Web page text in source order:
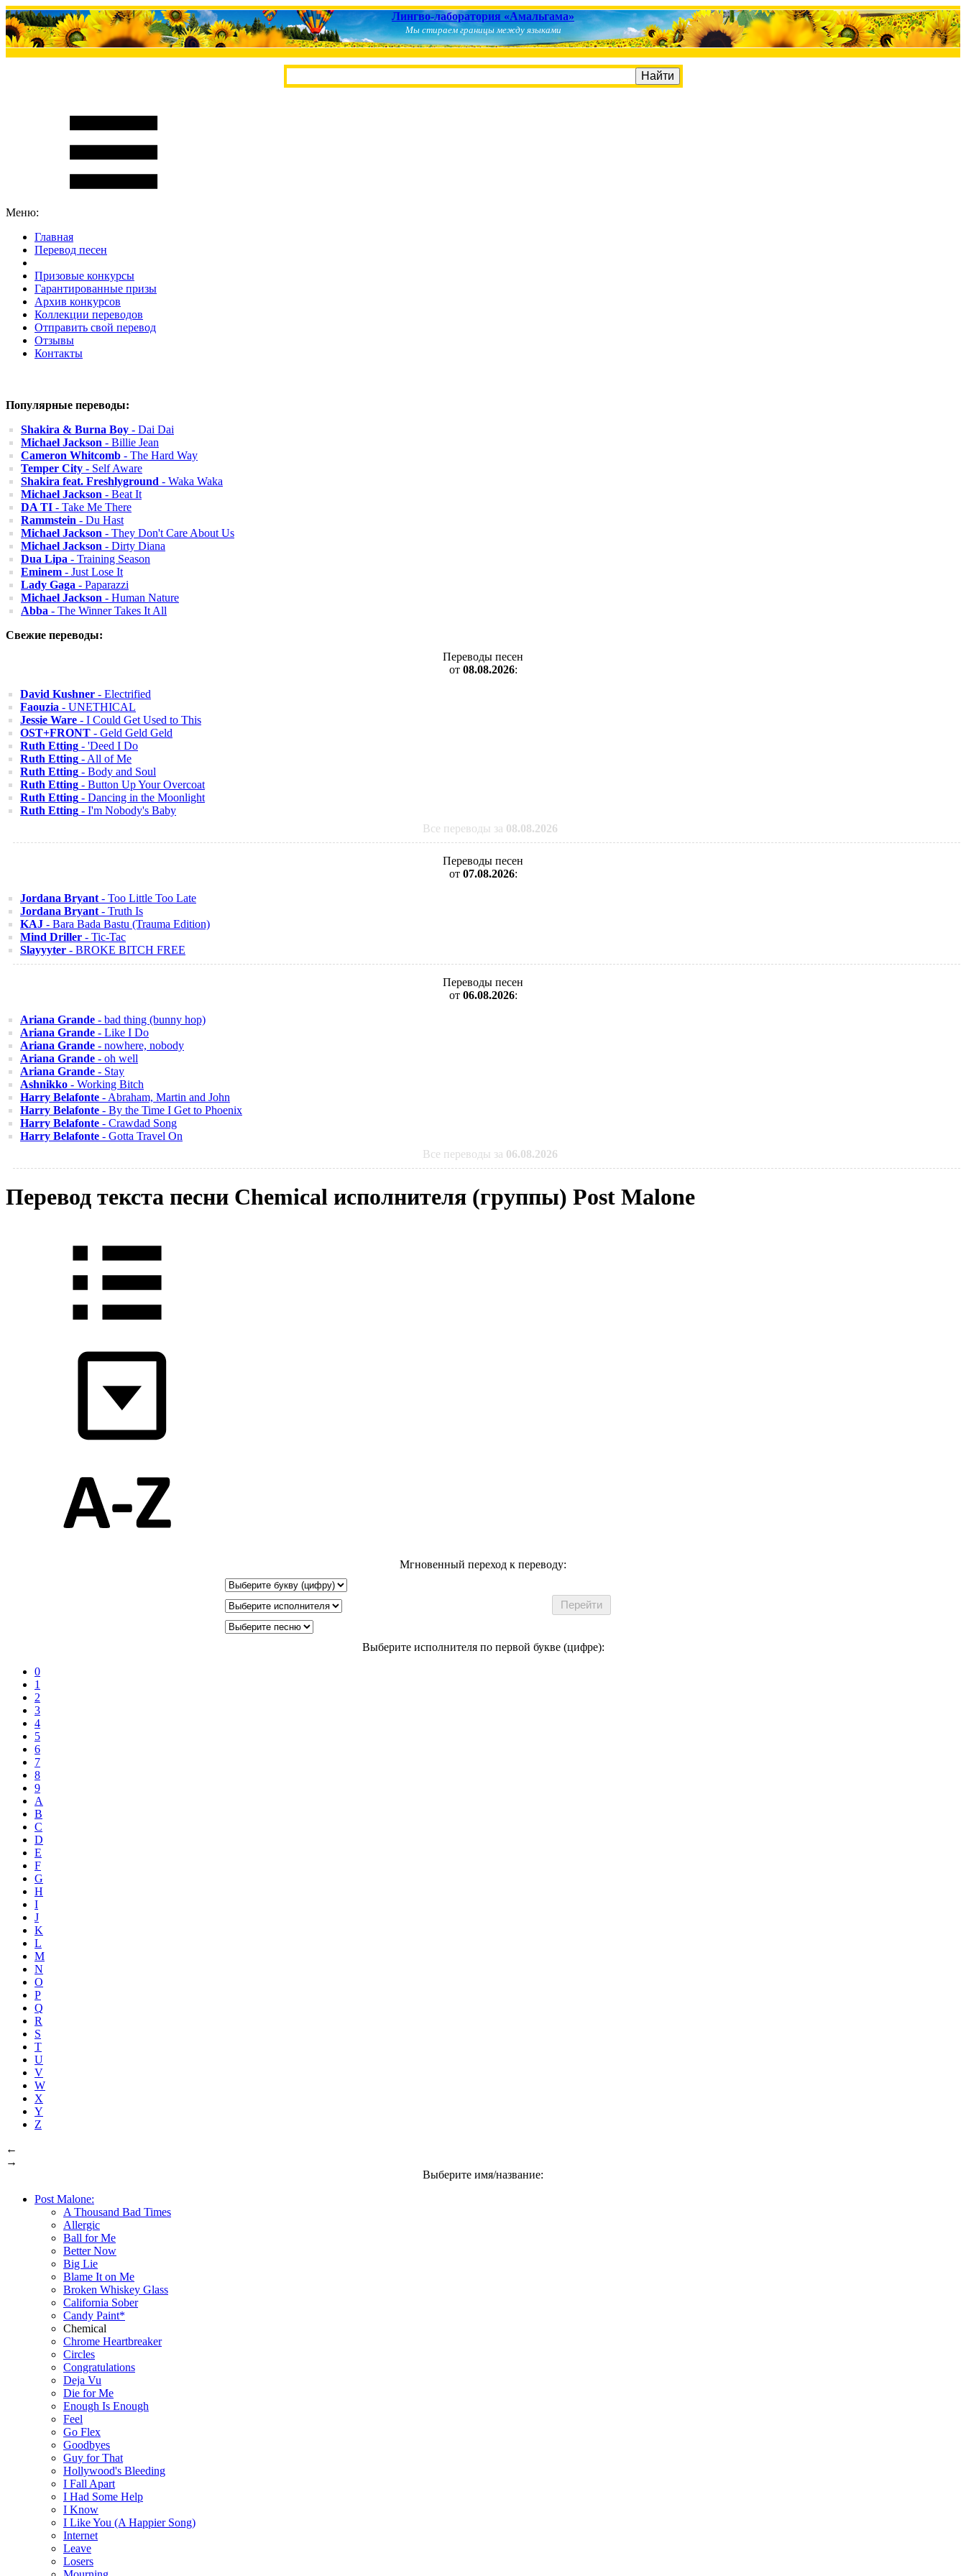
Лингво-лаборатория «Амальгама»
Мы стираем границы между языками
Меню:
Главная
Перевод песен
Призовые конкурсы
Гарантированные призы
Архив конкурсов
Коллекции переводов
Отправить свой перевод
Отзывы
Контакты
Популярные переводы:
Shakira & Burna Boy - Dai Dai
Michael Jackson - Billie Jean
Cameron Whitcomb - The Hard Way
Temper City - Self Aware
Shakira feat. Freshlyground - Waka Waka
Michael Jackson - Beat It
DA TI - Take Me There
Rammstein - Du Hast
Michael Jackson - They Don't Care About Us
Michael Jackson - Dirty Diana
Dua Lipa - Training Season
Eminem - Just Lose It
Lady Gaga - Paparazzi
Michael Jackson - Human Nature
Abba - The Winner Takes It All
Свежие переводы:
Переводы песен
от 08.08.2026:
David Kushner - Electrified
Faouzia - UNETHICAL
Jessie Ware - I Could Get Used to This
OST+FRONT - Geld Geld Geld
Ruth Etting - 'Deed I Do
Ruth Etting - All of Me
Ruth Etting - Body and Soul
Ruth Etting - Button Up Your Overcoat
Ruth Etting - Dancing in the Moonlight
Ruth Etting - I'm Nobody's Baby
Все переводы за 08.08.2026
Переводы песен
от 07.08.2026:
Jordana Bryant - Too Little Too Late
Jordana Bryant - Truth Is
KAJ - Bara Bada Bastu (Trauma Edition)
Mind Driller - Tic-Tac
Slayyyter - BROKE BITCH FREE
Переводы песен
от 06.08.2026:
Ariana Grande - bad thing (bunny hop)
Ariana Grande - Like I Do
Ariana Grande - nowhere, nobody
Ariana Grande - oh well
Ariana Grande - Stay
Ashnikko - Working Bitch
Harry Belafonte - Abraham, Martin and John
Harry Belafonte - By the Time I Get to Phoenix
Harry Belafonte - Crawdad Song
Harry Belafonte - Gotta Travel On
Все переводы за 06.08.2026
Перевод текста песни Chemical исполнителя (группы) Post Malone
Мгновенный переход к переводу:
Выберите исполнителя по первой букве (цифре):
0
1
2
3
4
5
6
7
8
9
A
B
C
D
E
F
G
H
I
J
K
L
M
N
O
P
Q
R
S
T
U
V
W
X
Y
Z
←
→
Выберите имя/название:
Post Malone:
A Thousand Bad Times
Allergic
Ball for Me
Better Now
Big Lie
Blame It on Me
Broken Whiskey Glass
California Sober
Candy Paint*
Chemical
Chrome Heartbreaker
Circles
Congratulations
Deja Vu
Die for Me
Enough Is Enough
Feel
Go Flex
Goodbyes
Guy for That
Hollywood's Bleeding
I Fall Apart
I Had Some Help
I Know
I Like You (A Happier Song)
Internet
Leave
Losers